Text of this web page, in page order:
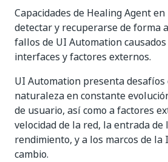
Capacidades de Healing Agent
detectar y recuperarse de forma
fallos de UI Automation
interfaces y factores externos.
UI Automation presenta desafíos
naturaleza en constante
de usuario, así como a factores
velocidad de la red, la entrada de
rendimiento, y a los marcos de la
cambio.